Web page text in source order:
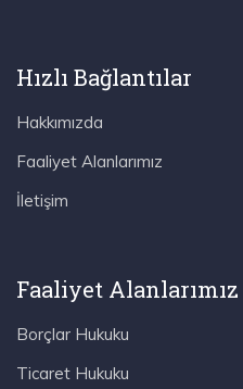
Hızlı Bağlantılar
Hakkımızda
Faaliyet Alanlarımız
İletişim
Faaliyet Alanlarımız
Borçlar Hukuku
Ticaret Hukuku